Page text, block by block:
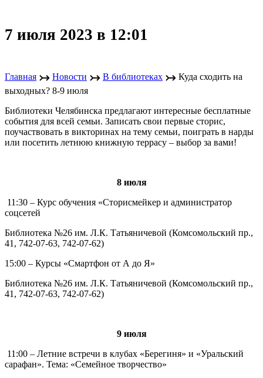
7 июля 2023 в 12:01
Главная ↣ Новости ↣ В библиотеках ↣ Куда сходить на
выходных? 8-9 июля
Библиотеки Челябинска предлагают интересные бесплатные
события для всей семьи. Записать свои первые сторис,
поучаствовать в викторинах на тему семьи, поиграть в нарды
или посетить летнюю книжную террасу – выбор за вами!
8 июля
11:30 – Курс обучения «Сторисмейкер и администратор
соцсетей
Библиотека №26 им. Л.К. Татьяничевой (Комсомольский пр.,
41, 742-07-63, 742-07-62)
15:00 – Курсы «Смартфон от А до Я»
Библиотека №26 им. Л.К. Татьяничевой (Комсомольский пр.,
41, 742-07-63, 742-07-62)
9 июля
11:00 – Летние встречи в клубах «Берегиня» и «Уральский
сарафан». Тема: «Семейное творчество»